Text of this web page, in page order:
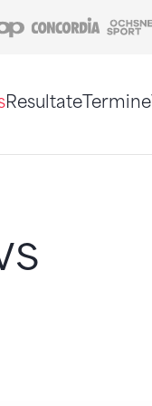
Coop
ResultateTermine